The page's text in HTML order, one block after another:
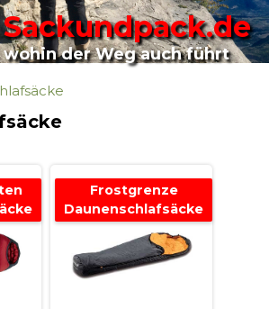
Sackundpack.de
wohin der Weg auch führt
Frostgrenze
Daunenschlafsäcke